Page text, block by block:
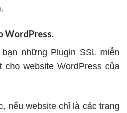
WordPress.
những Plugin SSL miễn
website WordPress của
nếu website chỉ là các trang